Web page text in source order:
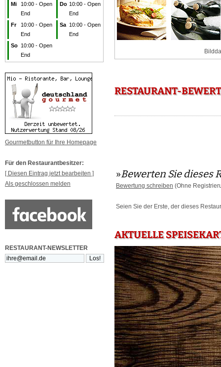
Mi
10:00 - Open
End
Do 10:00 - Open
End
Fr
10:00 - Open
End
Sa 10:00 - Open
End
So 10:00 - Open
End
Gourmetbutton für Ihre Homepage
Für den Restaurantbesitzer:
[ Diesen Eintrag jetzt bearbeiten ]
Als geschlossen melden
RESTAURANT-NEWSLETTER
RESTAURANT-
»Bewerten Sie dieses
Bewertung schreiben (Ohne
Seien Sie der Erste, der dieses
AKTUELLE